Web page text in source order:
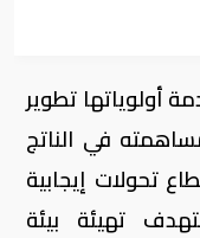
أولوياتها تطوير
في الناتج
تحولات إيجابية
تهيئة بيئة